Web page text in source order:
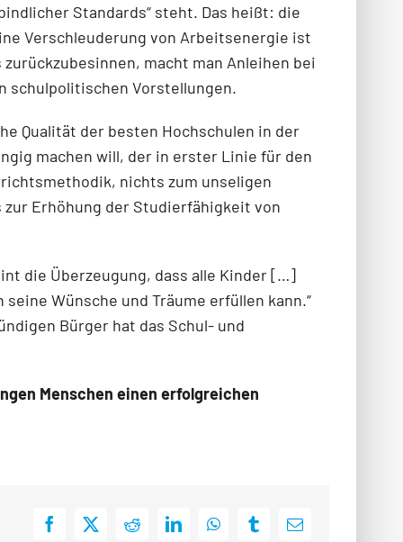
Standards“ steht. Das heißt: die
Verschleuderung von Arbeitsenergie ist
macht man Anleihen bei
schulpolitischen Vorstellungen.
Qualität der besten Hochschulen in der
machen will, der in erster Linie für den
nichts zum unseligen
Erhöhung der Studierfähigkeit von
die Überzeugung, dass alle Kinder […]
Wünsche und Träume erfüllen kann.“
Bürger hat das Schul- und
Menschen einen erfolgreichen
Facebook
X RedditLinkedInWhatsAppTumblrE-